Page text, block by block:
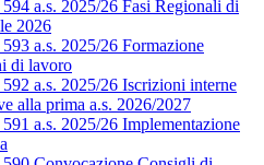
a.s. 2025/26 Fasi Regionali di
2026
a.s. 2025/26 Formazione
di lavoro
a.s. 2025/26 Iscrizioni interne
alla prima a.s. 2026/2027
a.s. 2025/26 Implementazione